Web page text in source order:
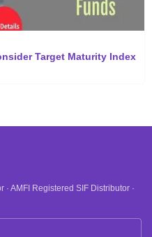
Target Maturity Index
AMFI Registered SIF Distributor ·